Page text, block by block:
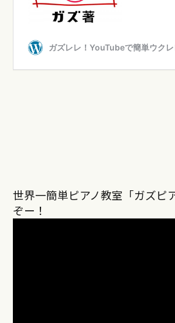
世界一簡単ピアノ教室「ガズピ
ぞー！